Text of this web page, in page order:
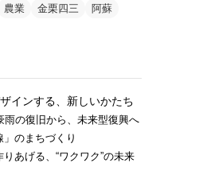
農業 金栗四三 阿蘇
インする、新しいかたち
雨の復旧から、未来型復興へ
」のまちづくり
あげる、“ワクワク”の未来